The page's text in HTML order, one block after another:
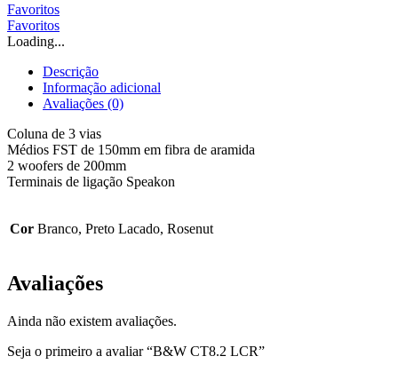
Favoritos
Favoritos
Loading...
Descrição
Informação adicional
Avaliações (0)
Coluna de 3 vias
Médios FST de 150mm em fibra de aramida
2 woofers de 200mm
Terminais de ligação Speakon
Cor Branco, Preto Lacado, Rosenut
Avaliações
Ainda não existem avaliações.
Seja o primeiro a avaliar “B&W CT8.2 LCR”